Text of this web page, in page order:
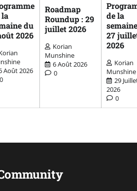
la
du
2026
Août 2026
0
Roadmap
Roundup : 29
juillet 2026
Korian
Munshine
6 Août 2026
0
de la
27
2026
Korian
Munshine
29
2026
0